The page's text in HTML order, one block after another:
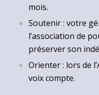
mois.
Soutenir : votre
l’association de
préserver son
Orienter : lors de
voix compte.